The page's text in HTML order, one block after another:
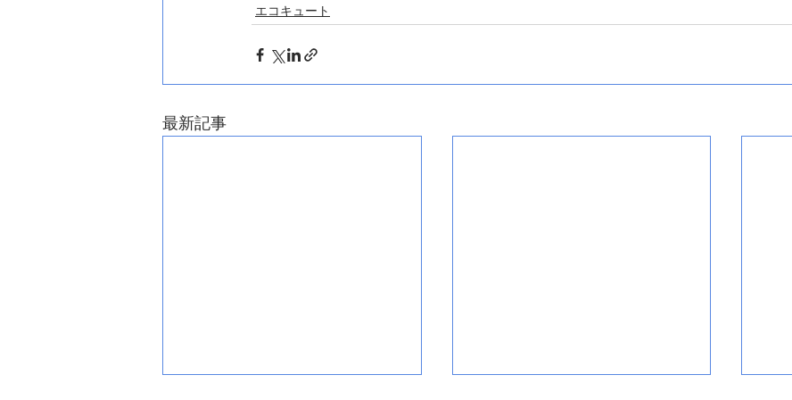
エコキュート
最新記事